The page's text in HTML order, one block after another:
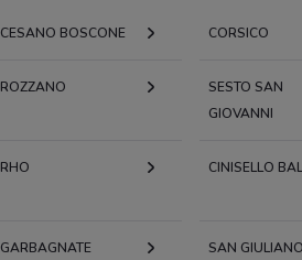
CESANO BOSCONE CORSICO
ROZZANO
SESTO SAN
GIOVANNI
RHO CINISELLO
GARBAGNATE
SAN GIULIANO